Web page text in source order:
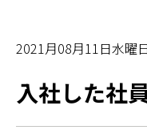
2021月08月11日水曜
入社した社